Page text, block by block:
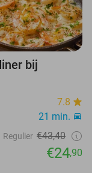
bij
7.8
21 min.
Regulier €43,40
€24,90